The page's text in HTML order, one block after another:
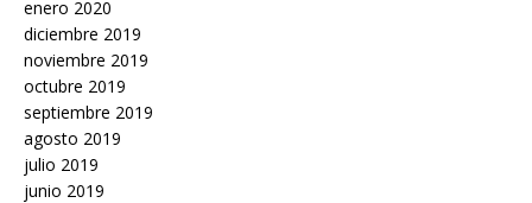
enero 2020
diciembre 2019
noviembre 2019
octubre 2019
septiembre 2019
agosto 2019
julio 2019
junio 2019